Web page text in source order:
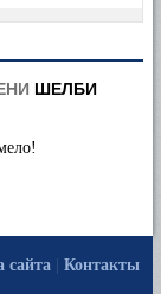
ШЕЛБИ
сайта
Контакты